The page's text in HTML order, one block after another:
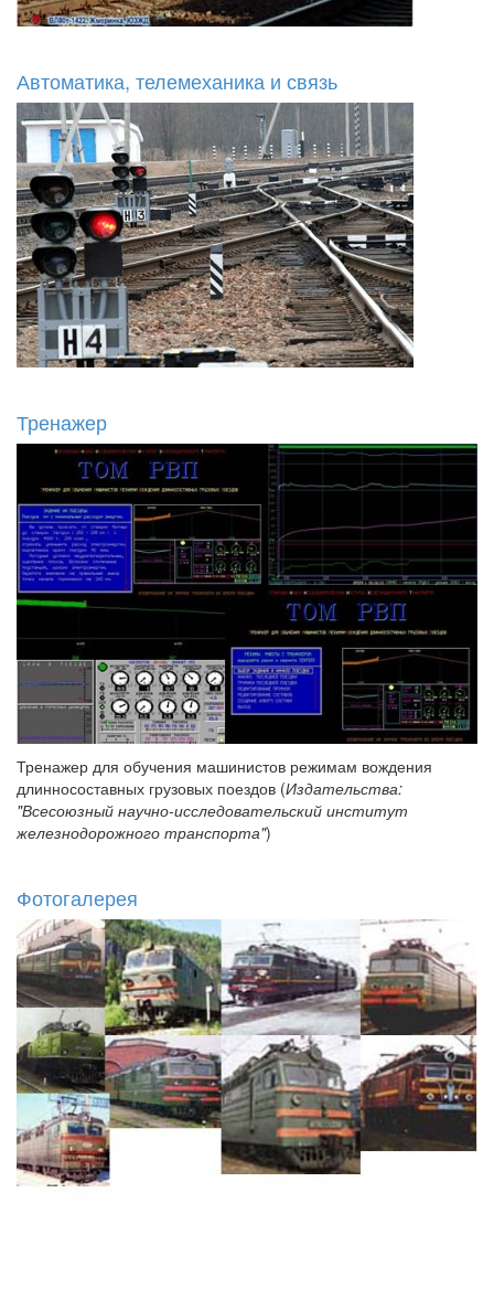
Автоматика, телемеханика и связь
Тренажер
Тренажер для обучения машинистов режимам вождения
длинносоставных грузовых поездов (Издательства:
"Всесоюзный научно-исследовательский институт
железнодорожного транспорта")
Фотогалерея